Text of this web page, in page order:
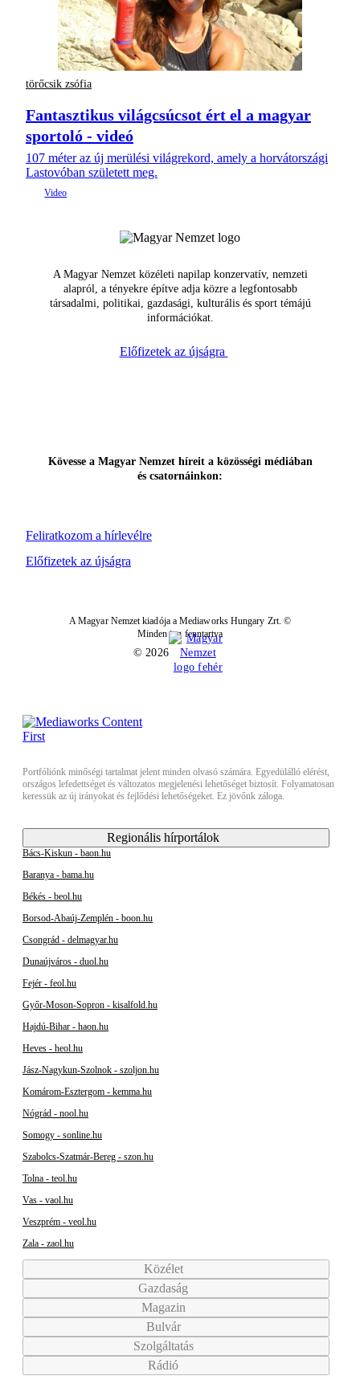
törőcsik zsófia
Fantasztikus világcsúcsot ért el a magyar
sportoló - videó
107 méter az új merülési világrekord, amely a horvátországi
Lastovóban született meg.
A Magyar Nemzet közéleti napilap konzervatív, nemzeti
alapról, a tényekre építve adja közre a legfontosabb
társadalmi, politikai, gazdasági, kulturális és sport témájú
információkat.
Előfizetek az újságra
Feliratkozom a hírlevélre
Kövesse a Magyar Nemzet híreit a közösségi médiában
és csatornáinkon:
Előfizetek az újságra
A Magyar Nemzet kiadója a Mediaworks Hungary Zrt. ©
Minden jog fenntartva
© 2026
Portfóliónk minőségi tartalmat jelent minden olvasó számára. Egyedülálló elérést,
országos lefedettséget és változatos megjelenési lehetőséget biztosít. Folyamatosan
keressük az új irányokat és fejlődési lehetőségeket. Ez jövőnk záloga.
Regionális hírportálok
Bács-Kiskun - baon.hu
Baranya - bama.hu
Békés - beol.hu
Borsod-Abaúj-Zemplén - boon.hu
Csongrád - delmagyar.hu
Dunaújváros - duol.hu
Fejér - feol.hu
Győr-Moson-Sopron - kisalfold.hu
Hajdú-Bihar - haon.hu
Heves - heol.hu
Jász-Nagykun-Szolnok - szoljon.hu
Komárom-Esztergom - kemma.hu
Nógrád - nool.hu
Somogy - sonline.hu
Szabolcs-Szatmár-Bereg - szon.hu
Tolna - teol.hu
Vas - vaol.hu
Veszprém - veol.hu
Zala - zaol.hu
Közélet
Gazdaság
Magazin
Bulvár
Szolgáltatás
Rádió